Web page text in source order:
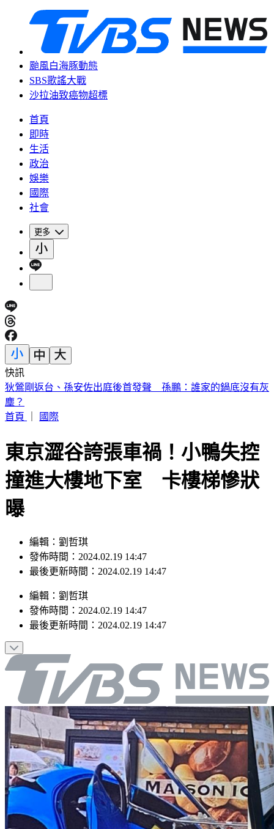
颱風白海豚動態
SBS歌謠大戰
沙拉油致癌物超標
首頁
即時
生活
政治
娛樂
國際
社會
更多
快訊
《紐時》曝台人赴陸「個資、足跡」全監控 陸委會：符合事
實
首頁
國際
東京澀谷誇張車禍！小鴨失控
撞進大樓地下室 卡樓梯慘狀
曝
編輯：劉哲琪
發佈時間：2024.02.19 14:47
最後更新時間：2024.02.19 14:47
編輯 ： 劉哲琪
發佈時間： 2024.02.19 14:47
最後更新時間： 2024.02.19 14:47